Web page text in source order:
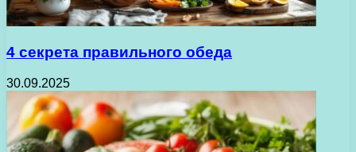
4 секрета правильного обеда
30.09.2025